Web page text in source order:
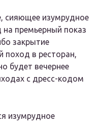
сияющее изумрудное
премьерный показ
закрытие
поход в ресторан,
будет вечернее
с дресс-кодом
изумрудное